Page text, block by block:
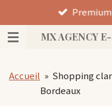
au
contenuMX AGENCY E-
Accueil » Shopping
Bordeaux